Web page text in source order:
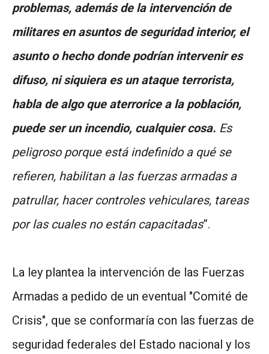
problemas, además de la intervención de
militares en asuntos de seguridad interior, el
asunto o hecho donde podrían intervenir es
difuso, ni siquiera es un ataque terrorista,
habla de algo que aterrorice a la población,
puede ser un incendio, cualquier cosa. Es
peligroso porque está indefinido a qué se
refieren, habilitan a las fuerzas armadas a
patrullar, hacer controles vehiculares, tareas
por las cuales no están capacitadas”.
La ley plantea la intervención de las Fuerzas
Armadas a pedido de un eventual "Comité de
Crisis", que se conformaría con las fuerzas de
seguridad federales del Estado nacional y los